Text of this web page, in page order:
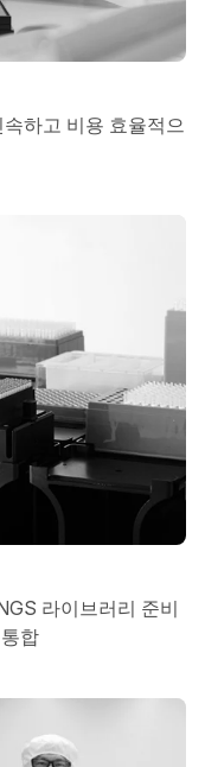
하고 비용 효율적으
라이브러리 준비
합